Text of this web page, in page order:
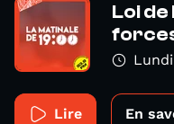
Loi
Lire En